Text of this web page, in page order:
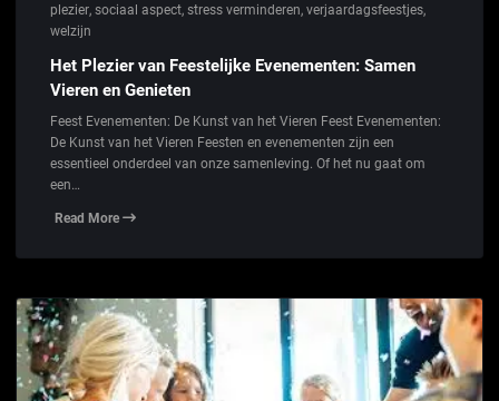
plezier, sociaal aspect, stress verminderen, verjaardagsfeestjes,
welzijn
Het Plezier van Feestelijke Evenementen: Samen
Vieren en Genieten
Feest Evenementen: De Kunst van het Vieren Feest Evenementen:
De Kunst van het Vieren Feesten en evenementen zijn een
essentieel onderdeel van onze samenleving. Of het nu gaat om
een…
Read More